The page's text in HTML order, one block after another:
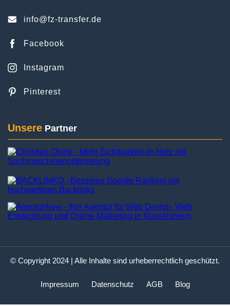
info@fz-transfer.de
Facebook
Instagram
Pinterest
Unsere Partner
© Copyright 2024 | Alle Inhalte sind urheberrechtlich geschützt.
Impressum Datenschutz AGB Blog